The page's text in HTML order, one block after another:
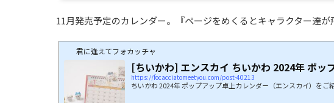
11月発売予定のカレンダー。『ページをめくるとキャラクター達が
君に逢えてフォカッチャ
[ちいかわ] エンスカイ ちいかわ 2024年 ポッ
https://focacciatomeetyou.com/post-40213
ちいかわ 2024年 ポップアップ卓上カレンダー（エンスカイ）をご